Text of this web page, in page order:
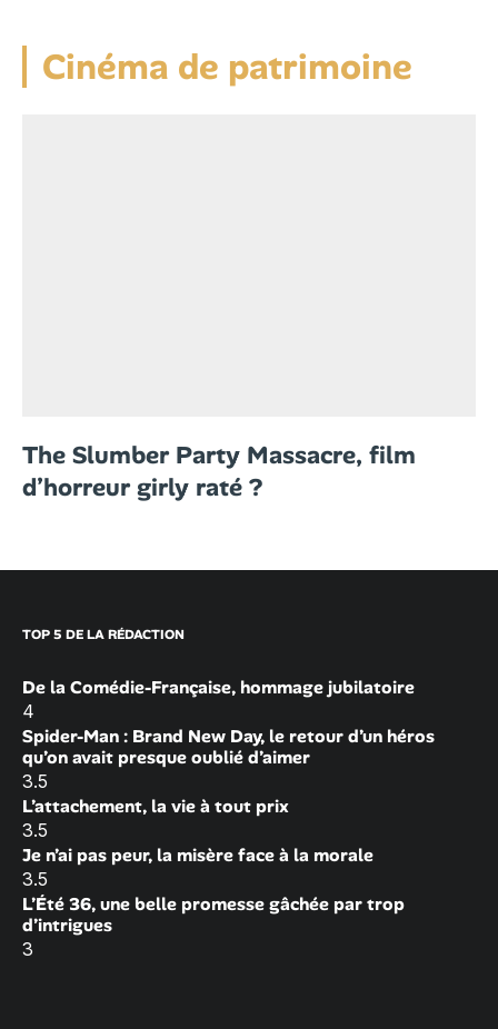
Cinéma de patrimoine
The Slumber Party Massacre, film
d’horreur girly raté ?
TOP 5 DE LA RÉDACTION
De la Comédie-Française, hommage jubilatoire
4
Spider-Man : Brand New Day, le retour d’un héros
qu’on avait presque oublié d’aimer
3.5
L’attachement, la vie à tout prix
3.5
Je n’ai pas peur, la misère face à la morale
3.5
L’Été 36, une belle promesse gâchée par trop
d’intrigues
3